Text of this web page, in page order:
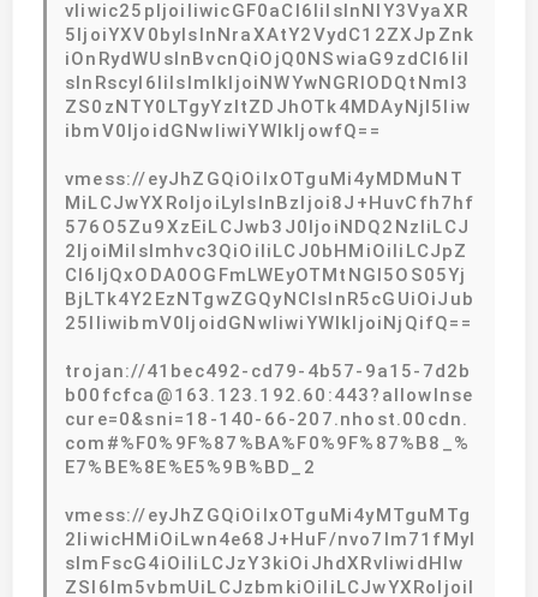
vIiwic25pIjoiIiwicGF0aCI6IiIsInNlY3VyaXR
5IjoiYXV0byIsInNraXAtY2VydC12ZXJpZnk
iOnRydWUsInBvcnQiOjQ0NSwiaG9zdCI6IiI
sInRscyI6IiIsImlkIjoiNWYwNGRlODQtNmI3
ZS0zNTY0LTgyYzItZDJhOTk4MDAyNjI5Iiw
ibmV0IjoidGNwIiwiYWlkIjowfQ==
vmess://eyJhZGQiOiIxOTguMi4yMDMuNT
MiLCJwYXRoIjoiLyIsInBzIjoi8J+HuvCfh7hf
576O5Zu9XzEiLCJwb3J0IjoiNDQ2NzIiLCJ
2IjoiMiIsImhvc3QiOiIiLCJ0bHMiOiIiLCJpZ
CI6IjQxODA0OGFmLWEyOTMtNGI5OS05Yj
BjLTk4Y2EzNTgwZGQyNCIsInR5cGUiOiJub
25lIiwibmV0IjoidGNwIiwiYWlkIjoiNjQifQ==
trojan://41bec492-cd79-4b57-9a15-7d2b
b00fcfca@163.123.192.60:443?allowInse
cure=0&sni=18-140-66-207.nhost.00cdn.
com#%F0%9F%87%BA%F0%9F%87%B8_%
E7%BE%8E%E5%9B%BD_2
vmess://eyJhZGQiOiIxOTguMi4yMTguMTg
2IiwicHMiOiLwn4e68J+HuF/nvo7lm71fMyI
sImFscG4iOiIiLCJzY3kiOiJhdXRvIiwidHlw
ZSI6Im5vbmUiLCJzbmkiOiIiLCJwYXRoIjoiI